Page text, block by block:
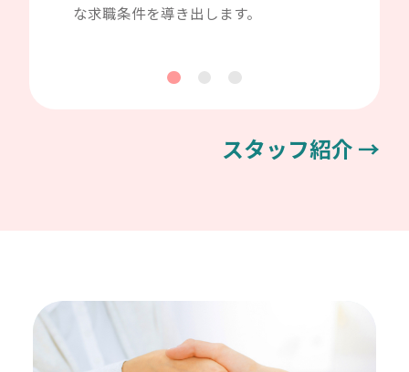
な求職条件を導き出します。
スタッフ紹介 →